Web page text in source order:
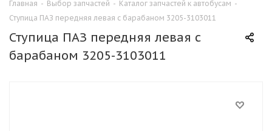
Главная - Выбор запчастей - Каталог запчастей к автобусам -
Ступица ПАЗ передняя левая с барабаном 3205-3103011
Ступица ПАЗ передняя левая с
барабаном 3205-3103011